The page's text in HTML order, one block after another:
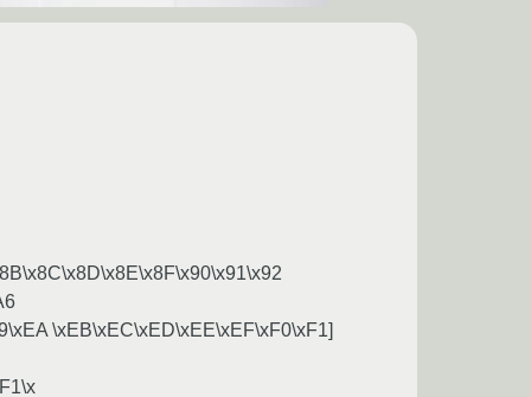
\xEB\xEC\xED\xEE\xEF\xF0\xF1]